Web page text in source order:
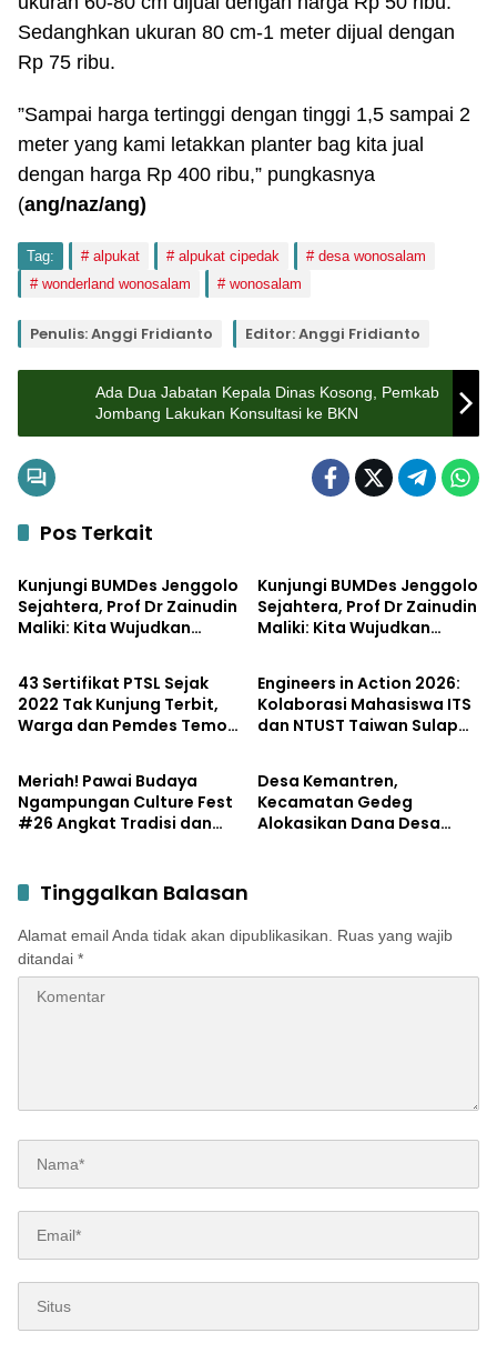
Sedanghkan ukuran 80 cm-1 meter dijual dengan
Rp 75 ribu.
”Sampai harga tertinggi dengan tinggi 1,5 sampai 2
meter yang kami letakkan planter bag kita jual
dengan harga Rp 400 ribu,” pungkasnya
(ang/naz/ang)
Tag: alpukat alpukat cipedak
desa wonosalam
wonderland wonosalam
wonosalam
Penulis: Anggi Fridianto Editor: Anggi Fridianto
Ada Dua Jabatan Kepala Dinas Kosong, Pemkab
Jombang Lakukan Konsultasi ke BKN
Pos Terkait
Pemerintahan
Kunjungi BUMDes Jenggolo
Sejahtera, Prof Dr Zainudin
Maliki: Kita Wujudkan
dengan Potensi Desa
Kunjungi BUMDes Jenggolo
Sejahtera, Prof Dr Zainudin
Maliki: Kita Wujudkan
dengan Potensi Desa
Pemerintahan
43 Sertifikat PTSL Sejak
2022 Tak Kunjung Terbit,
Warga dan Pemdes Temon
Mojokerto
Pendidikan
Engineers in Action 2026:
Kolaborasi Mahasiswa ITS
dan NTUST Taiwan Sulap
Berkelanjutan
Potensi
Meriah! Pawai Budaya
Ngampungan Culture Fest
#26 Angkat Tradisi dan
Lifestyle
Desa Kemantren,
Kecamatan Gedeg
Alokasikan Dana Desa
Tinggalkan Balasan
Alamat email Anda tidak akan dipublikasikan.
Ruas yang wajib
ditandai *